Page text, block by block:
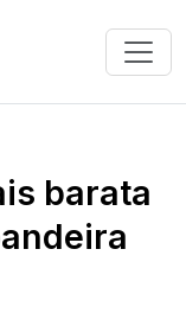
barata